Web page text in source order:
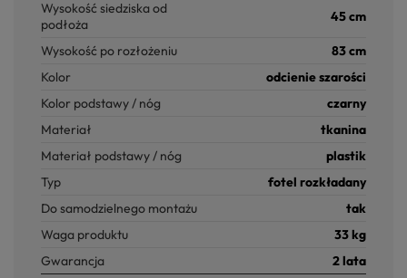
Wysokość siedziska od
podłoża
45 cm
Wysokość po rozłożeniu
83 cm
Kolor
odcienie szarości
Kolor podstawy / nóg
czarny
Materiał
tkanina
Materiał podstawy / nóg
plastik
Typ
fotel rozkładany
Do samodzielnego montażu
tak
Waga produktu
33 kg
Gwarancja
2 lata